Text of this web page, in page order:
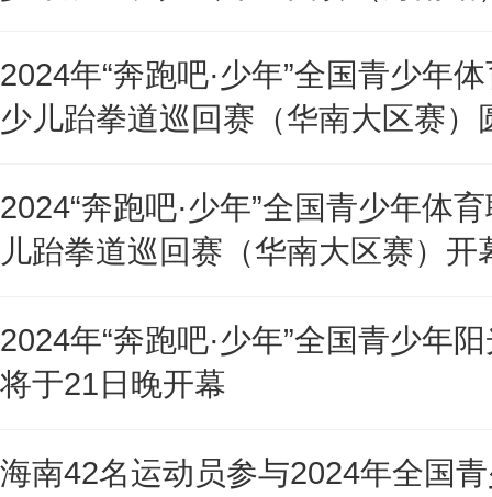
2024年“奔跑吧·少年”全国青少年
少儿跆拳道巡回赛（华南大区赛）
2024“奔跑吧·少年”全国青少年体
儿跆拳道巡回赛（华南大区赛）开
2024年“奔跑吧·少年”全国青少年
将于21日晚开幕
海南42名运动员参与2024年全国